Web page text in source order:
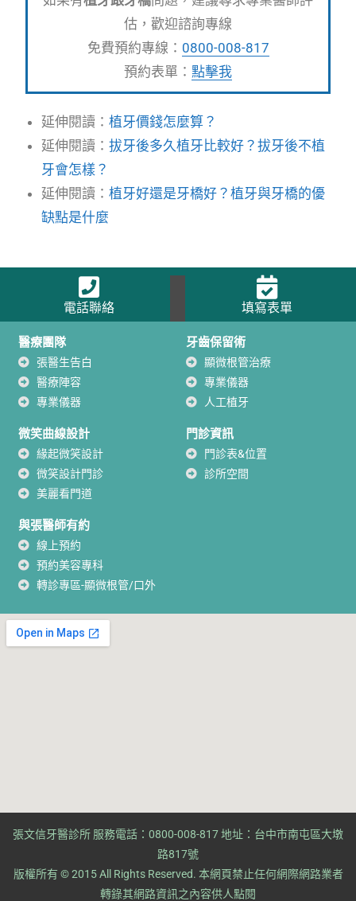
估，歡迎諮詢專線
免費預約專線： 0800-008-817
預約表單： 點擊我
延伸閱讀：植牙價錢怎麼算？
延伸閱讀：拔牙後多久植牙比較好？拔牙後不植
牙會怎樣？
延伸閱讀：植牙好還是牙橋好？植牙與牙橋的優
缺點是什麼
電話聯絡 填寫表單
醫療團隊
張醫生告白
醫療陣容
專業儀器
牙齒保留術
顯微根管治療
專業儀器
人工植牙
微笑曲線設計
緣起微笑設計
微笑設計門診
美麗看門道
門診資訊
門診表&位置
診所空間
與張醫師有約
線上預約
預約美容專科
轉診專區-顯微根管/口外
張文信牙醫診所 服務電話：0800-008-817 地址：台中市南屯區大墩
路817號
版權所有 © 2015 All Rights Reserved. ​本網頁禁止任何網際網路業者
轉錄其網路資訊之內容供人點閱